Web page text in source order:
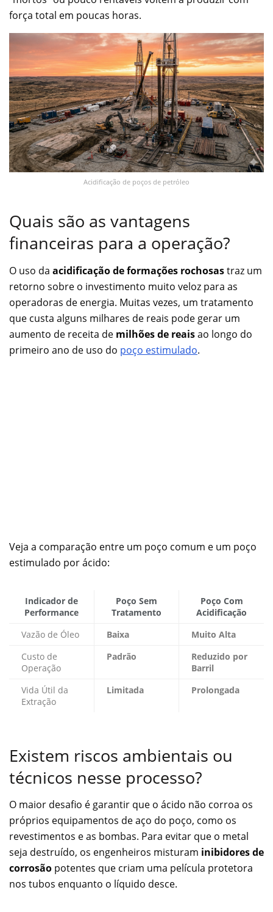
força total em poucas horas.
Acidificação de poços de petróleo
Quais são as vantagens
financeiras para a operação?
O uso da acidificação de formações rochosastraz um
retorno sobre o investimento muito veloz para as
operadoras de energia. Muitas vezes, um tratamento
que custa alguns milhares de reais pode gerar um
aumento de receita de milhões de reaisao longo do
primeiro ano de uso do poço estimulado.
Veja a comparação entre um poço comum e um poço
estimulado por ácido:
Indicador de
Performance
Poço Sem
Tratamento
Poço Com
Acidificação
Vazão de Óleo
Baixa
Muito Alta
Custo de
Operação
Padrão
Reduzido por
Barril
Vida Útil da
Extração
Limitada Prolongada
Existem riscos ambientais ou
técnicos nesse processo?
O maior desafio é garantir que o ácido não corroa os
próprios equipamentos de aço do poço, como os
revestimentos e as bombas. Para evitar que o metal
seja destruído, os engenheiros misturam inibidores de
corrosão potentes que criam uma película protetora
nos tubos enquanto o líquido desce.